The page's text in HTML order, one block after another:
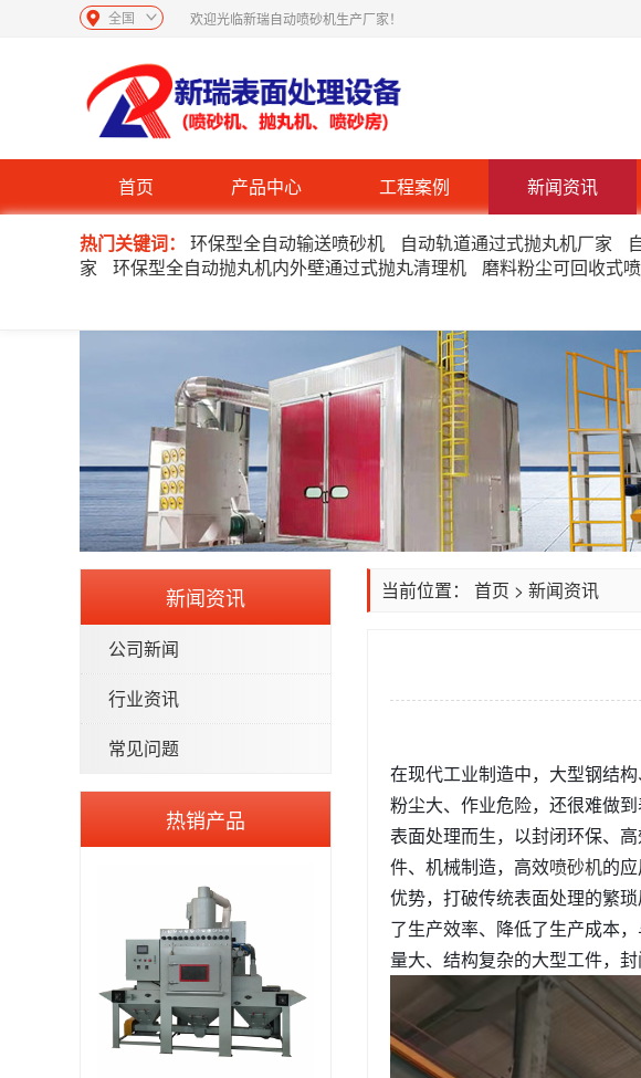
欢迎光临新瑞自动喷砂机生产厂家！
全国
首页 产品中心 工程案例 新闻资讯
热门关键词： 环保型全自动输送喷砂机 自动轨道通过式抛丸机厂家
家
环保型全自动抛丸机内外壁通过式抛丸清理机 磨料粉尘可回收式
新闻资讯
公司新闻
行业资讯
常见问题
热销产品
当前位置： 首页 > 新闻资讯
在现代工业制造中，大型钢结
粉尘大、作业危险，还很难做
表面处理而生，以封闭环保、
件、机械制造，高效喷砂机的
优势，打破传统表面处理的繁
了生产效率、降低了生产成本
量大、结构复杂的大型工件，